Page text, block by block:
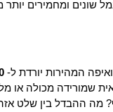
שונים ומחמירים
המהירות יורדת ל-
שמורידה מכולה או
מה ההבדל בין שלט